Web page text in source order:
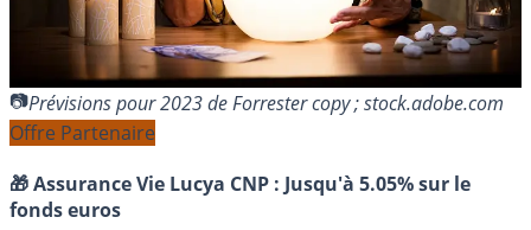
Prévisions pour 2023 de Forrester copy ; stock.adobe.com
Offre Partenaire
🎁 Assurance Vie Lucya CNP : Jusqu'à 5.05% sur le
fonds euros